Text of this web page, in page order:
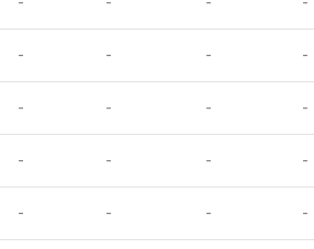
- - - -
- - - -
- - - -
- - - -